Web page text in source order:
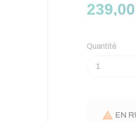
Quantité
 EN